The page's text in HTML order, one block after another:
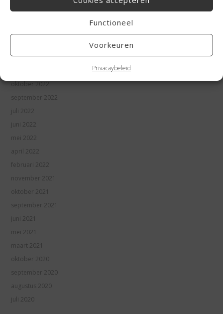
Functioneel
Voorkeuren
Privacaybeleid
december 2022
oktober 2022
september 2022
juli 2022
juni 2022
mei 2022
april 2022
februari 2022
november 2021
oktober 2021
september 2021
juni 2021
mei 2021
maart 2021
oktober 2020
september 2020
augustus 2020
juli 2020